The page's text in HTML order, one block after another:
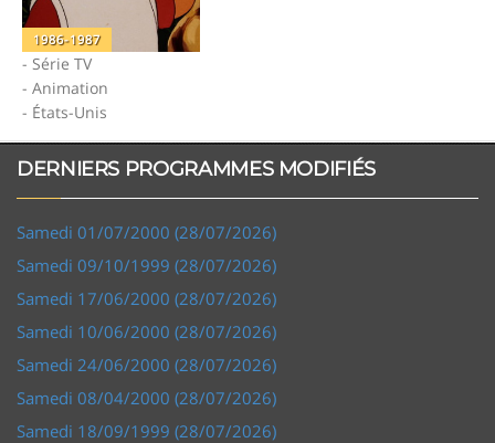
1986-1987
- Série TV
- Animation
- États-Unis
DERNIERS PROGRAMMES MODIFIÉS
Samedi 01/07/2000 (28/07/2026)
Samedi 09/10/1999 (28/07/2026)
Samedi 17/06/2000 (28/07/2026)
Samedi 10/06/2000 (28/07/2026)
Samedi 24/06/2000 (28/07/2026)
Samedi 08/04/2000 (28/07/2026)
Samedi 18/09/1999 (28/07/2026)